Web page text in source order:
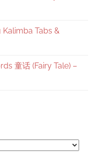
Kalimba Tabs &
童话 (Fairy Tale) –